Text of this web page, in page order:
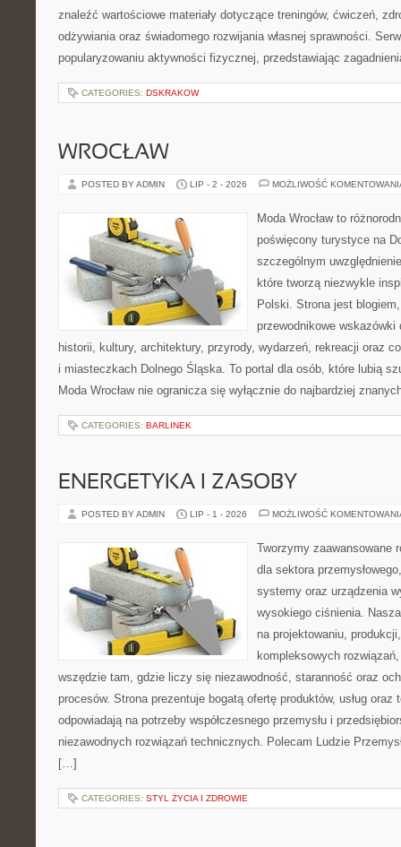
znaleźć wartościowe materiały dotyczące treningów, ćwiczeń,
odżywiania oraz świadomego rozwijania własnej sprawności.
popularyzowaniu aktywności fizycznej, przedstawiając
CATEGORIES: DSKRAKOW
WROCŁAW
POSTED BY ADMIN LIP - 2 - 2026 MOŻLIWOŚĆ
Moda Wrocław to
poświęcony turystyce na
szczególnym
które tworzą niezwykle
Polski. Strona jest
przewodnikowe
historii, kultury, architektury, przyrody, wydarzeń, rekreacji oraz
i miasteczkach Dolnego Śląska. To portal dla osób, które lubią
Moda Wrocław nie ogranicza się wyłącznie do najbardziej
CATEGORIES: BARLINEK
ENERGETYKA I ZASOBY
POSTED BY ADMIN LIP - 1 - 2026 MOŻLIWOŚĆ
Tworzymy zaawansowane
dla sektora
systemy oraz urządzenia
wysokiego ciśnienia.
na projektowaniu,
kompleksowych
wszędzie tam, gdzie liczy się niezawodność, staranność oraz
procesów. Strona prezentuje bogatą ofertę produktów, usług oraz
odpowiadają na potrzeby współczesnego przemysłu i
niezawodnych rozwiązań technicznych. Polecam Ludzie
[…]
CATEGORIES: STYL ŻYCIA I ZDROWIE